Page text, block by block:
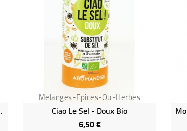
Rubs Bio
Melanges-Epices-Ou-Herbes
Ciao Le Sel - Doux Bio
6,50 €Prix